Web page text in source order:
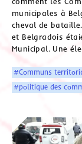
municipales à
cheval de
et Belgradois
Municipal. Une
#Communs
#politique des